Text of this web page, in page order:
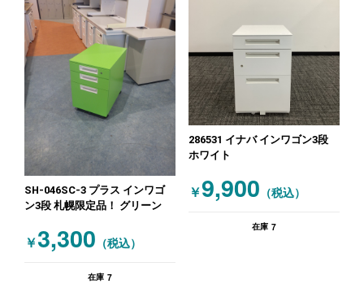
SH-046SC-3 プラス インワゴ
ン3段 札幌限定品！ グリーン
￥3,300 （税込）
在庫 7
286531 イナバ インワゴン3段
ホワイト
￥9,900 （税込）
在庫 7